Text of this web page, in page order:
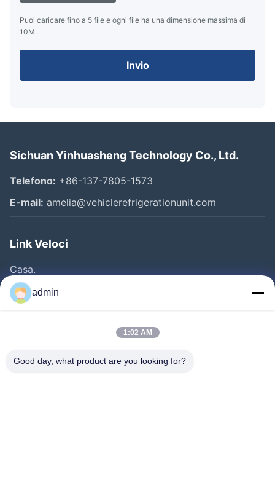
Puoi caricare fino a 5 file e ogni file ha una dimensione massima di
10M.
Invio
Sichuan Yinhuasheng Technology Co., Ltd.
Telefono: +86-137-7805-1573
E-mail: amelia@vehiclerefrigerationunit.com
Link Veloci
Casa.
Prodotti
Video
Visita Alla Fabbrica
admin
1:02 AM
Good day, what product are you looking for?